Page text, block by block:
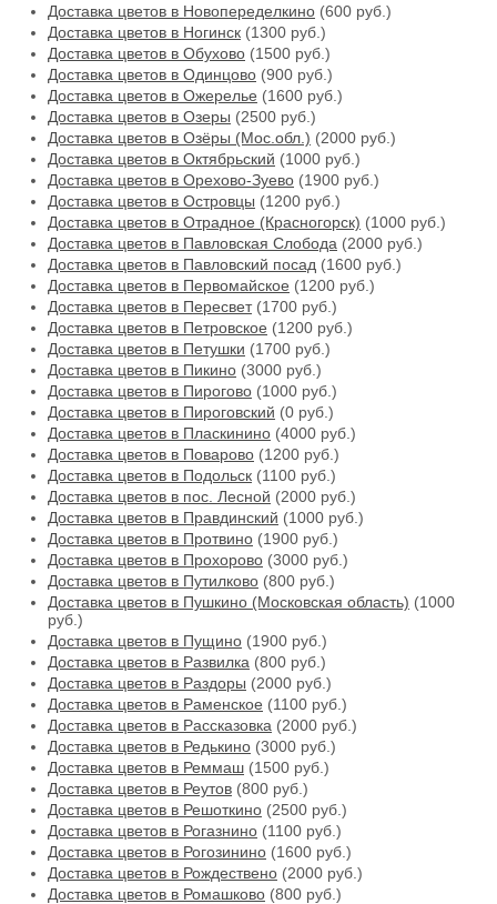
Доставка цветов в Новопеределкино (600 руб.)
Доставка цветов в Ногинск (1300 руб.)
Доставка цветов в Обухово (1500 руб.)
Доставка цветов в Одинцово (900 руб.)
Доставка цветов в Ожерелье (1600 руб.)
Доставка цветов в Озеры (2500 руб.)
Доставка цветов в Озёры (Мос.обл.) (2000 руб.)
Доставка цветов в Октябрьский (1000 руб.)
Доставка цветов в Орехово-Зуево (1900 руб.)
Доставка цветов в Островцы (1200 руб.)
Доставка цветов в Отрадное (Красногорск) (1000 руб.)
Доставка цветов в Павловская Слобода (2000 руб.)
Доставка цветов в Павловский посад (1600 руб.)
Доставка цветов в Первомайское (1200 руб.)
Доставка цветов в Пересвет(1700 руб.)
Доставка цветов в Петровское (1200 руб.)
Доставка цветов в Петушки (1700 руб.)
Доставка цветов в Пикино (3000 руб.)
Доставка цветов в Пирогово (1000 руб.)
Доставка цветов в Пироговский (0 руб.)
Доставка цветов в Пласкинино (4000 руб.)
Доставка цветов в Поварово (1200 руб.)
Доставка цветов в Подольск (1100 руб.)
Доставка цветов в пос. Лесной (2000 руб.)
Доставка цветов в Правдинский (1000 руб.)
Доставка цветов в Протвино (1900 руб.)
Доставка цветов в Прохорово (3000 руб.)
Доставка цветов в Путилково (800 руб.)
Доставка цветов в Пушкино (Московская область) (1000
руб.)
Доставка цветов в Пущино (1900 руб.)
Доставка цветов в Развилка (800 руб.)
Доставка цветов в Раздоры (2000 руб.)
Доставка цветов в Раменское (1100 руб.)
Доставка цветов в Рассказовка (2000 руб.)
Доставка цветов в Редькино (3000 руб.)
Доставка цветов в Реммаш (1500 руб.)
Доставка цветов в Реутов (800 руб.)
Доставка цветов в Решоткино (2500 руб.)
Доставка цветов в Рогазнино (1100 руб.)
Доставка цветов в Рогозинино (1600 руб.)
Доставка цветов в Рождествено (2000 руб.)
Доставка цветов в Ромашково (800 руб.)